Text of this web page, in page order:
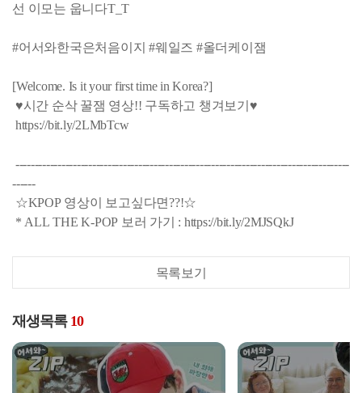
선 이모는 웁니다T_T
#어서와한국은처음이지 #웨일즈 #올더케이잼
[Welcome. Is it your first time in Korea?]
♥시간 순삭 꿀잼 영상!! 구독하고 챙겨보기♥
https://bit.ly/2LMbTcw
---------------------------------------------------------------------------------------
------
☆KPOP 영상이 보고싶다면??!☆
* ALL THE K-POP 보러 가기 : https://bit.ly/2MJSQkJ
목록보기
재생목록 10